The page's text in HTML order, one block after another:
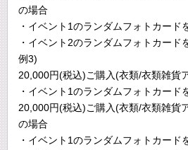
の場合
・イベント1のランダムフォトカード
・イベント2のランダムフォトカード
例3)
20,000円(税込)ご購入(衣類/衣類雑貨
・イベント1のランダムフォトカード
20,000円(税込)ご購入(衣類/衣類雑貨
の場合
・イベント1のランダムフォトカード